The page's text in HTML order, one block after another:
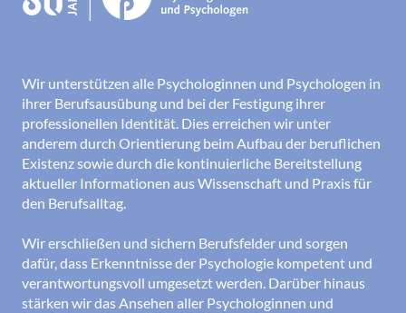
Wir unterstützen alle Psychologinnen und Psychologen in
ihrer Berufsausübung und bei der Festigung ihrer
professionellen Identität. Dies erreichen wir unter
anderem durch Orientierung beim Aufbau der beruflichen
Existenz sowie durch die kontinuierliche Bereitstellung
aktueller Informationen aus Wissenschaft und Praxis für
den Berufsalltag.
Wir erschließen und sichern Berufsfelder und sorgen
dafür, dass Erkenntnisse der Psychologie kompetent und
verantwortungsvoll umgesetzt werden. Darüber hinaus
stärken wir das Ansehen aller Psychologinnen und